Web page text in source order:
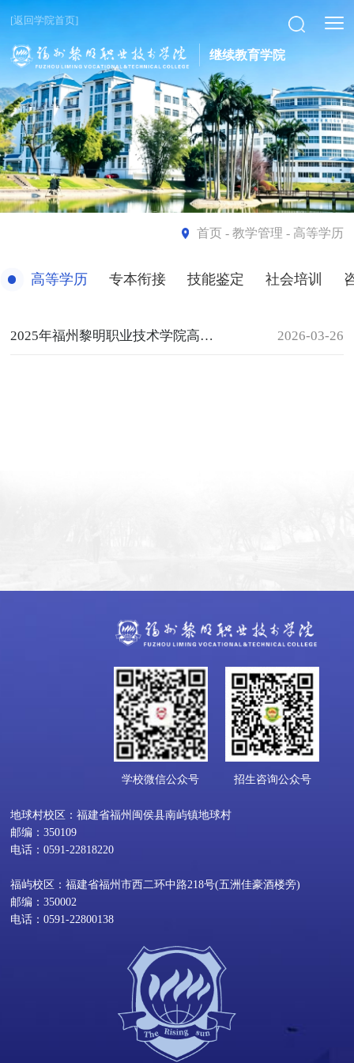
[返回学院首页]
继续教育学院
首页- 教学管理 - 高等学历
高等学历 专本衔接 技能鉴定 社会培训
2025年福州黎明职业技术学院高等学历继续教育招生简章 2026-03-26
学校微信公众号 招生咨询公众号
地球村校区：福建省福州闽侯县南屿镇地球村
邮编：350109
电话：0591-22818220
福屿校区：福建省福州市西二环中路218号(五洲佳豪酒楼旁)
邮编：350002
电话：0591-22800138